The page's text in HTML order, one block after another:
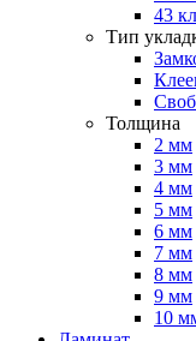
43
Тип
Толщина
2 мм
3 мм
4 мм
5 мм
6 мм
7 мм
8 мм
9 мм
10